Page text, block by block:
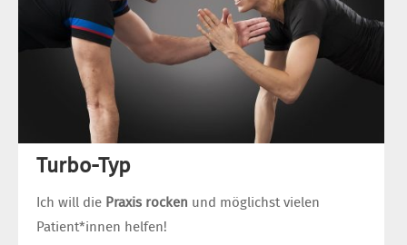
Turbo-Typ
Ich will die Praxis rocken und möglichst vielen
Patient*innen helfen!